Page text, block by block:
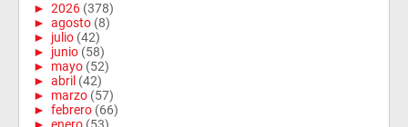
► 2026 (378)
► agosto (8)
► julio (42)
► junio (58)
► mayo (52)
► abril (42)
► marzo (57)
► febrero (66)